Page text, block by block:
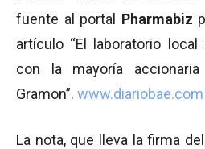
fuente al portal Pharmabiz
artículo “El laboratorio
con la mayoría
Gramon”. www.diariobae.com
La nota, que lleva la firma